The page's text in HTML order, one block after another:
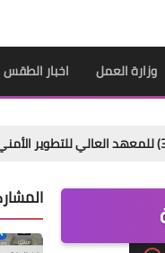
وزارة العمل اخبار الطقس